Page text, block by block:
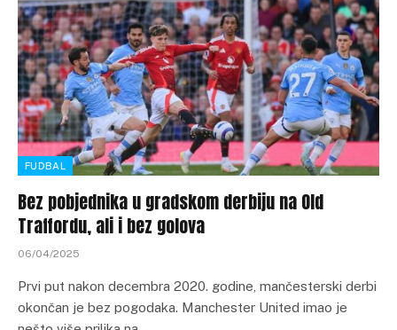
FUDBAL
Bez pobjednika u gradskom derbiju na Old
Traffordu, ali i bez golova
06/04/2025
Prvi put nakon decembra 2020. godine, mančesterski derbi
okončan je bez pogodaka. Manchester United imao je